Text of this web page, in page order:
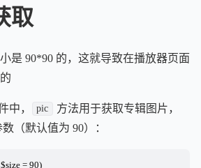
取
是 90*90 的，这就导致在播放器页面
中， pic
方法用于获取专辑图片，
数（默认值为 90）：